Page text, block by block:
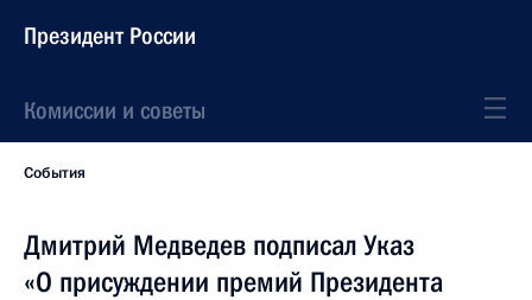
Президент России
Комиссии и советы
События
Дмитрий Медведев подписал Указ
«О присуждении премий Президента